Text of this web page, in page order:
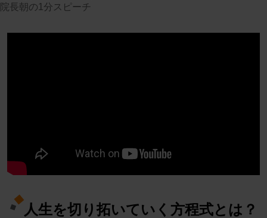
院長朝の1分スピーチ
人生を切り拓いていく方程式とは？